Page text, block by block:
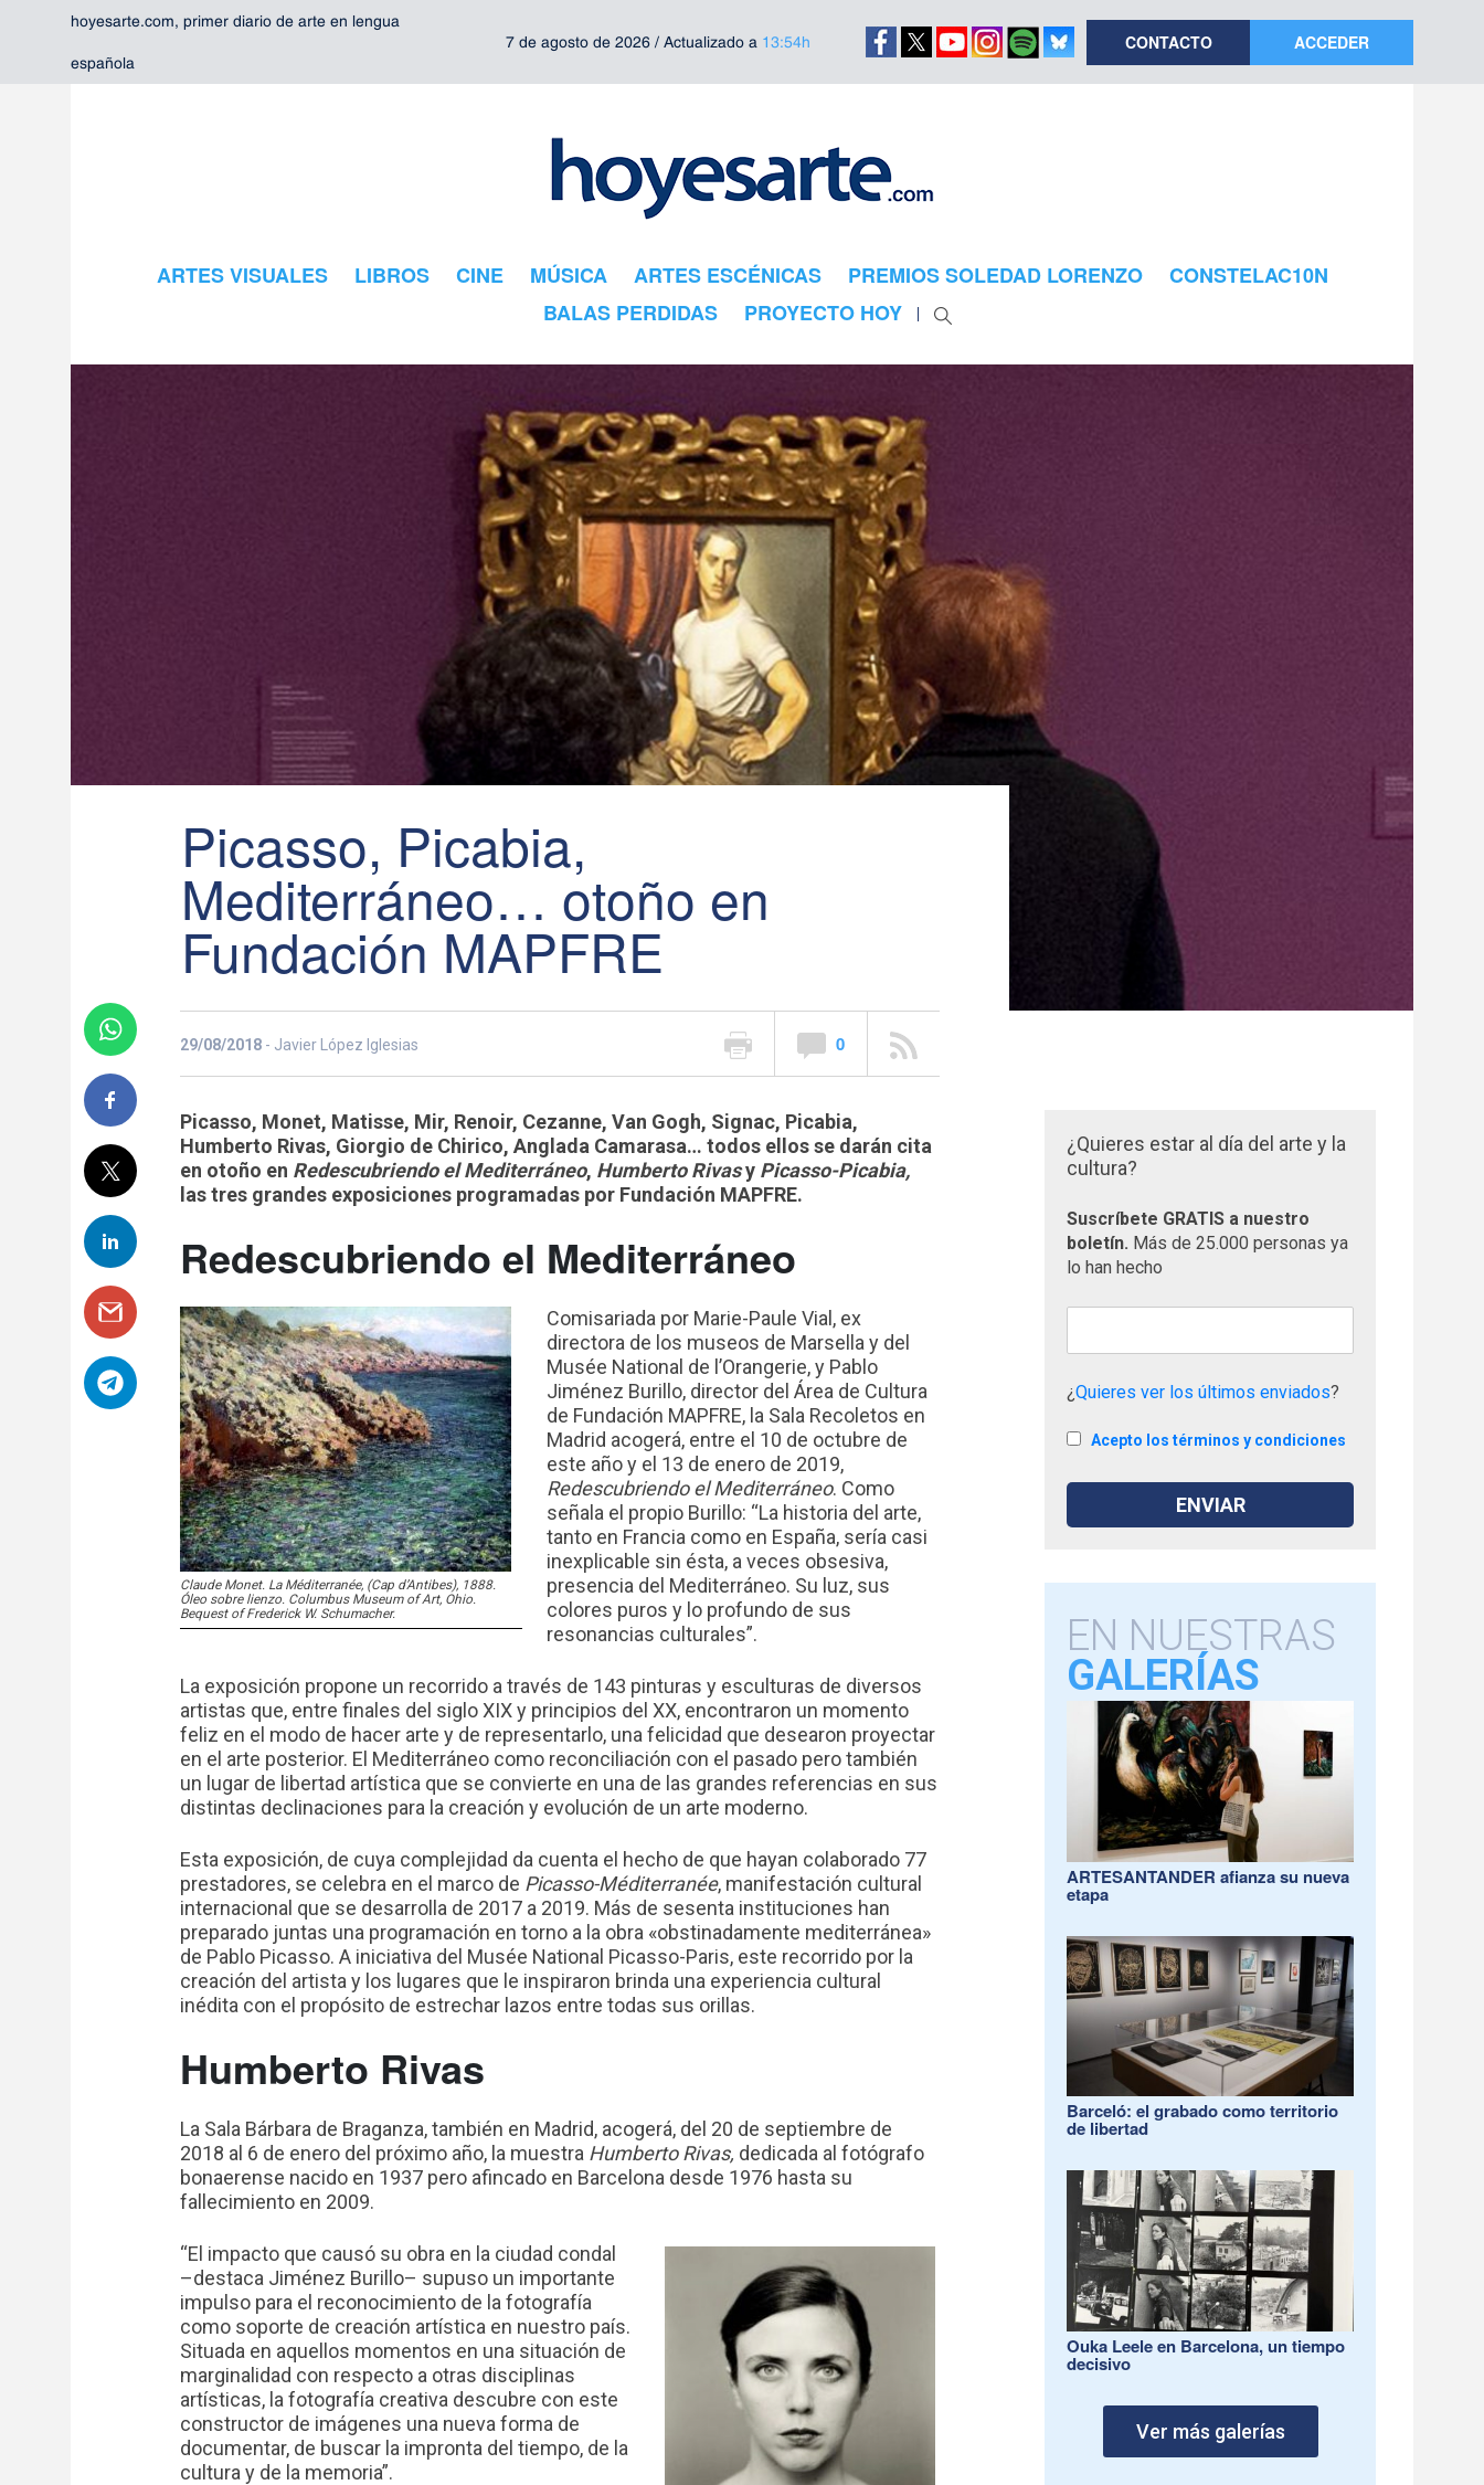
hoyesarte.com, primer diario de arte en lengua
española
7 de agosto de 2026 / Actualizado a 13:54h CONTACTO ACCEDER
ARTES VISUALES LIBROS CINE MÚSICA ARTES ESCÉNICAS PREMIOS SOLEDAD LORENZO
CONSTELAC10N
BALAS PERDIDAS
PROYECTO HOY
Picasso, Picabia,
Mediterráneo… otoño en
Fundación MAPFRE
29/08/2018 - Javier López Iglesias 0
Picasso, Monet, Matisse, Mir, Renoir, Cezanne, Van Gogh, Signac, Picabia,
Humberto Rivas, Giorgio de Chirico, Anglada Camarasa… todos ellos se darán cita
en otoño en Redescubriendo el Mediterráneo, Humberto Rivasy Picasso-Picabia,
las tres grandes exposiciones programadas por Fundación MAPFRE.
Redescubriendo el Mediterráneo
Claude Monet. La Méditerranée, (Cap d’Antibes), 1888.
Óleo sobre lienzo. Columbus Museum of Art, Ohio.
Bequest of Frederick W. Schumacher.
Comisariada por Marie-Paule Vial, ex
directora de los museos de Marsella y del
Musée National de l’Orangerie, y Pablo
Jiménez Burillo, director del Área de Cultura
de Fundación MAPFRE, la Sala Recoletos en
Madrid acogerá, entre el 10 de octubre de
este año y el 13 de enero de 2019,
Redescubriendo el Mediterráneo. Como
señala el propio Burillo: “La historia del arte,
tanto en Francia como en España, sería casi
inexplicable sin ésta, a veces obsesiva,
presencia del Mediterráneo. Su luz, sus
colores puros y lo profundo de sus
resonancias culturales”.
La exposición propone un recorrido a través de 143 pinturas y esculturas de diversos
artistas que, entre finales del siglo XIX y principios del XX, encontraron un momento
feliz en el modo de hacer arte y de representarlo, una felicidad que desearon proyectar
en el arte posterior. El Mediterráneo como reconciliación con el pasado pero también
un lugar de libertad artística que se convierte en una de las grandes referencias en sus
distintas declinaciones para la creación y evolución de un arte moderno.
Esta exposición, de cuya complejidad da cuenta el hecho de que hayan colaborado 77
prestadores, se celebra en el marco de Picasso-Méditerranée, manifestación cultural
internacional que se desarrolla de 2017 a 2019. Más de sesenta instituciones han
preparado juntas una programación en torno a la obra «obstinadamente mediterránea»
de Pablo Picasso. A iniciativa del Musée National Picasso-Paris, este recorrido por la
creación del artista y los lugares que le inspiraron brinda una experiencia cultural
inédita con el propósito de estrechar lazos entre todas sus orillas.
Humberto Rivas
La Sala Bárbara de Braganza, también en Madrid, acogerá, del 20 de septiembre de
2018 al 6 de enero del próximo año, la muestra Humberto Rivas, dedicada al fotógrafo
bonaerense nacido en 1937 pero afincado en Barcelona desde 1976 hasta su
fallecimiento en 2009.
“El impacto que causó su obra en la ciudad condal
–destaca Jiménez Burillo– supuso un importante
impulso para el reconocimiento de la fotografía
como soporte de creación artística en nuestro país.
Situada en aquellos momentos en una situación de
marginalidad con respecto a otras disciplinas
artísticas, la fotografía creativa descubre con este
constructor de imágenes una nueva forma de
documentar, de buscar la impronta del tiempo, de la
cultura y de la memoria”.
¿Quieres estar al día del arte y la
cultura?
Suscríbete GRATIS a nuestro
boletín. Más de 25.000 personas ya
lo han hecho
¿Quieres ver los últimos enviados?
Acepto los términos y condiciones
EN NUESTRAS
GALERÍAS
ARTESANTANDER afianza su nueva
etapa
Barceló: el grabado como territorio
de libertad
Ouka Leele en Barcelona, un tiempo
decisivo
Ver más galerías